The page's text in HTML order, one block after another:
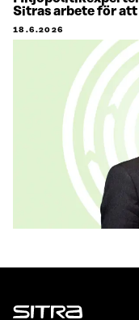
Sitras arbete för
18.6.2026